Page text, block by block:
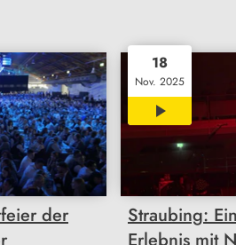
der
18
Nov. 2025
02:56
Straubing:
Erlebnis mit